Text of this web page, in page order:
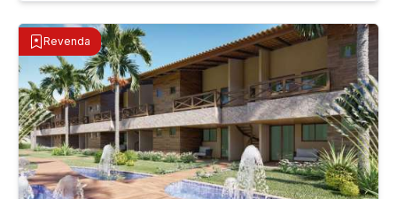
Revenda